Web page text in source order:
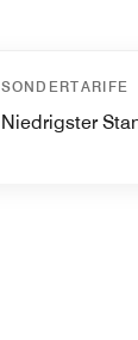
SONDERTARIFE
Niedrigster